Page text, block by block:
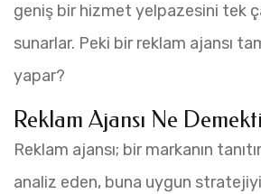
geniş bir hizmet yelpazesini tek
sunarlar. Peki bir reklam ajansı
yapar?
Reklam Ajansı Ne
Reklam ajansı; bir markanın
analiz eden, buna uygun